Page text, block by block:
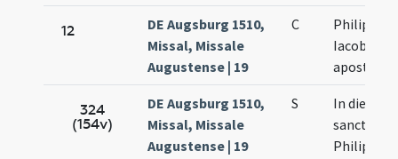
12
DE Augsburg 1510,
Missal, Missale
Augustense | 19
C
Philippi et
Iacobi
324
(154v)
DE Augsburg 1510,
Missal, Missale
Augustense | 19
S
In die
Philippi et